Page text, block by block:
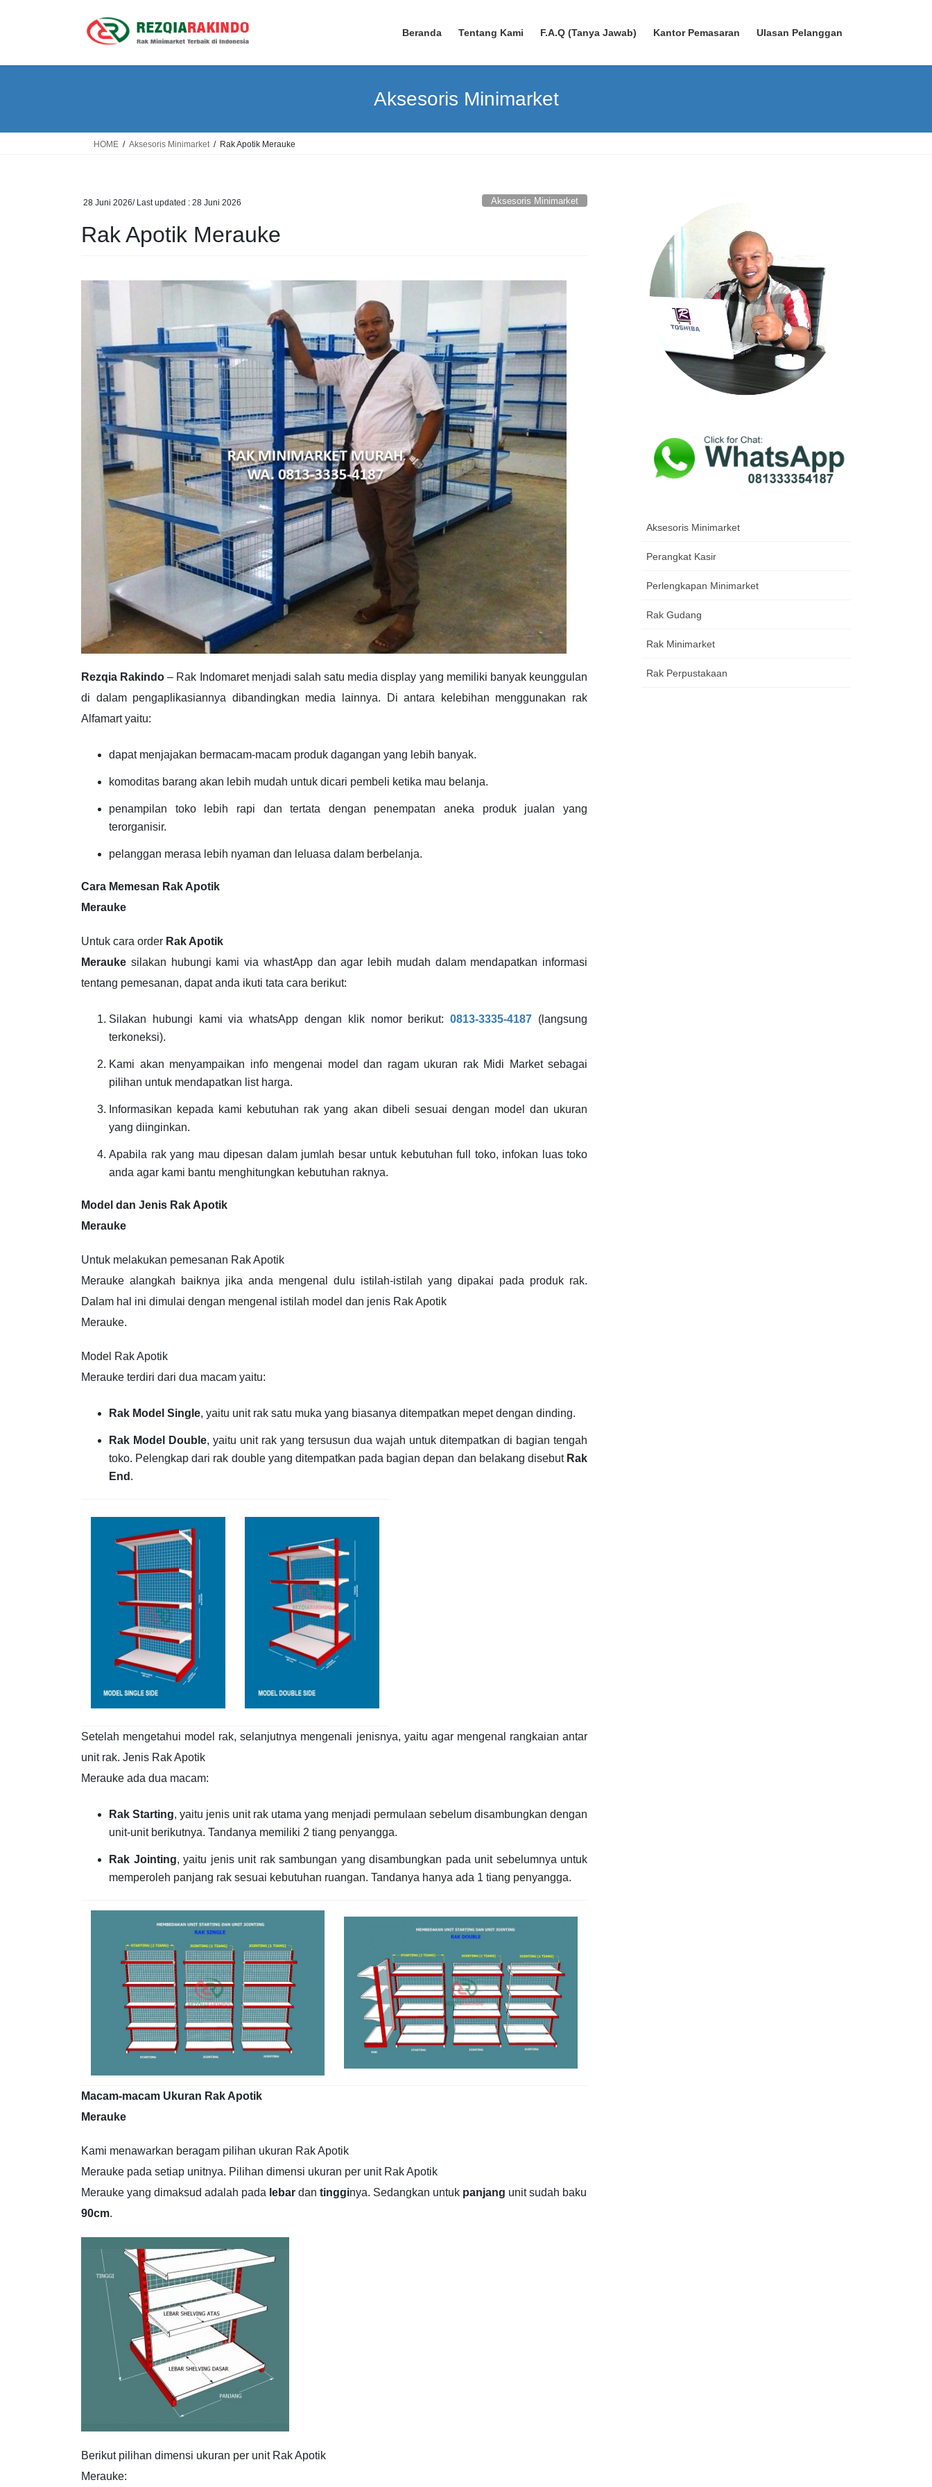
Beranda Tentang Kami F.A.Q (Tanya Jawab) Kantor Pemasaran Ulasan Pelanggan
Aksesoris Minimarket
HOME Aksesoris Minimarket Rak Apotik Merauke
28 Juni 2026/ Last updated : 28 Juni 2026 Aksesoris Minimarket
Rak Apotik Merauke
Rezqia Rakindo – Rak Indomaret menjadi salah satu media display yang memiliki banyak keunggulan
di dalam pengaplikasiannya dibandingkan media lainnya. Di antara kelebihan menggunakan rak
Alfamart yaitu:
dapat menjajakan bermacam-macam produk dagangan yang lebih banyak.
komoditas barang akan lebih mudah untuk dicari pembeli ketika mau belanja.
penampilan toko lebih rapi dan tertata dengan penempatan aneka produk jualan yang
terorganisir.
pelanggan merasa lebih nyaman dan leluasa dalam berbelanja.
Cara Memesan Rak Apotik
Merauke
Untuk cara order Rak Apotik
Merauke silakan hubungi kami via whastApp dan agar lebih mudah dalam mendapatkan informasi
tentang pemesanan, dapat anda ikuti tata cara berikut:
Silakan hubungi kami via whatsApp dengan klik nomor berikut:0813-3335-4187 (langsung
terkoneksi).
Kami akan menyampaikan info mengenai model dan ragam ukuran rak Midi Market sebagai
pilihan untuk mendapatkan list harga.
Informasikan kepada kami kebutuhan rak yang akan dibeli sesuai dengan model dan ukuran
yang diinginkan.
Apabila rak yang mau dipesan dalam jumlah besar untuk kebutuhan full toko, infokan luas toko
anda agar kami bantu menghitungkan kebutuhan raknya.
Model dan Jenis Rak Apotik
Merauke
Untuk melakukan pemesanan Rak Apotik
Merauke alangkah baiknya jika anda mengenal dulu istilah-istilah yang dipakai pada produk rak.
Dalam hal ini dimulai dengan mengenal istilah model dan jenis Rak Apotik
Merauke.
Model Rak Apotik
Merauke terdiri dari dua macam yaitu:
Rak Model Single, yaitu unit rak satu muka yang biasanya ditempatkan mepet dengan dinding.
Rak Model Double, yaitu unit rak yang tersusun dua wajah untuk ditempatkan di bagian tengah
toko. Pelengkap dari rak double yang ditempatkan pada bagian depan dan belakang disebut Rak
End .
Setelah mengetahui model rak, selanjutnya mengenali jenisnya, yaitu agar mengenal rangkaian antar
unit rak. Jenis Rak Apotik
Merauke ada dua macam:
Rak Starting, yaitu jenis unit rak utama yang menjadi permulaan sebelum disambungkan dengan
unit-unit berikutnya. Tandanya memiliki 2 tiang penyangga.
Rak Jointing, yaitu jenis unit rak sambungan yang disambungkan pada unit sebelumnya untuk
memperoleh panjang rak sesuai kebutuhan ruangan. Tandanya hanya ada 1 tiang penyangga.
Macam-macam Ukuran Rak Apotik
Merauke
Kami menawarkan beragam pilihan ukuran Rak Apotik
Merauke pada setiap unitnya. Pilihan dimensi ukuran per unit Rak Apotik
Merauke yang dimaksud adalah pada lebar dan tingginya. Sedangkan untuk panjang unit sudah baku
90cm.
Berikut pilihan dimensi ukuran per unit Rak Apotik
Merauke:
Aksesoris Minimarket
Perangkat Kasir
Perlengkapan Minimarket
Rak Gudang
Rak Minimarket
Rak Perpustakaan